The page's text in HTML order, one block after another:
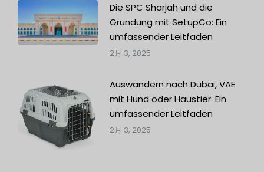
Die SPC Sharjah und die
Gründung mit SetupCo: Ein
umfassender Leitfaden
2月 3, 2025
Auswandern nach Dubai, VAE
mit Hund oder Haustier: Ein
umfassender Leitfaden
2月 3, 2025